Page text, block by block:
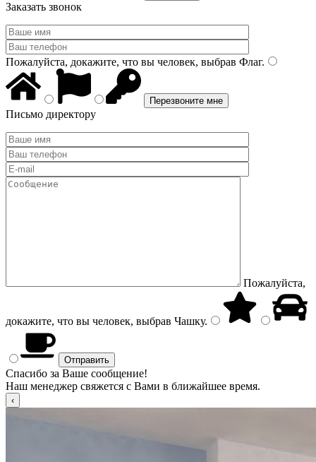
Заказать звонок
Пожалуйста, докажите, что вы человек, выбрав Флаг.
Письмо директору
Пожалуйста,
докажите, что вы человек, выбрав Чашку.
Спасибо за Ваше сообщение!
Наш менеджер свяжется с Вами в ближайшее время.